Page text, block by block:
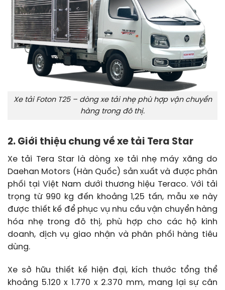
Xe tải Foton T25 – dòng xe tải nhẹ phù hợp vận chuyển
hàng trong đô thị.
2. Giới thiệu chung về xe tải Tera Star
Xe tải Tera Star là dòng xe tải nhẹ máy xăng do
Daehan Motors (Hàn Quốc) sản xuất và được phân
phối tại Việt Nam dưới thương hiệu Teraco. Với tải
trọng từ 990 kg đến khoảng 1,25 tấn, mẫu xe này
được thiết kế để phục vụ nhu cầu vận chuyển hàng
hóa nhẹ trong đô thị, phù hợp cho các hộ kinh
doanh, dịch vụ giao nhận và phân phối hàng tiêu
dùng.
Xe sở hữu thiết kế hiện đại, kích thước tổng thể
khoảng 5.120 x 1.770 x 2.370 mm, mang lại sự cân